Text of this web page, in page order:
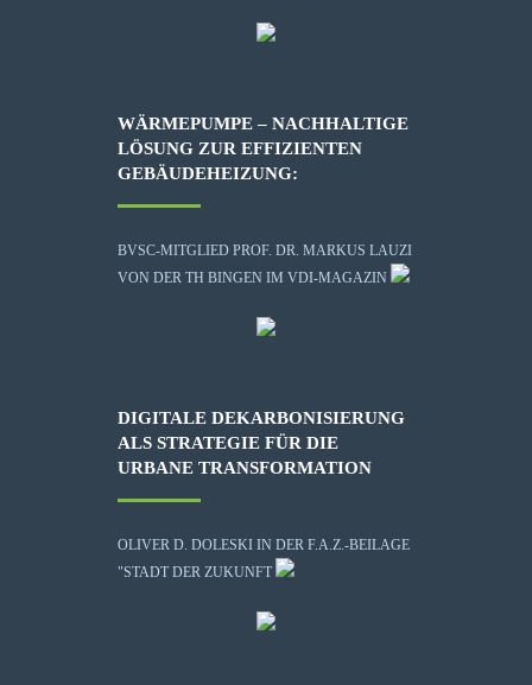
WÄRMEPUMPE – NACHHALTIGE
LÖSUNG ZUR EFFIZIENTEN
GEBÄUDEHEIZUNG:
BVSC-MITGLIED PROF. DR. MARKUS LAUZI
VON DER TH BINGEN IM VDI-MAGAZIN
DIGITALE DEKARBONISIERUNG
ALS STRATEGIE FÜR DIE
URBANE TRANSFORMATION
OLIVER D. DOLESKI IN DER F.A.Z.-BEILAGE
"STADT DER ZUKUNFT